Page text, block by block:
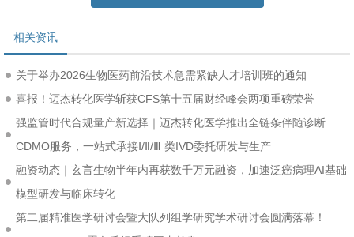
相关资讯
关于举办2026生物医药前沿技术急需紧缺人才培训班的通知
喜报！迈杰转化医学斩获CFS第十五届财经峰会两项重磅荣誉
强监管时代合规量产新选择｜迈杰转化医学推出全链条伴随诊断
CDMO服务，一站式承接Ⅰ/Ⅱ/Ⅲ 类IVD委托研发与生产
融资动态｜玄言生物半年内再获数千万元融资，加速泛癌病理AI基础
模型研发与临床转化
第二届精准医学研讨会暨大队列组学研究学术研讨会圆满落幕！